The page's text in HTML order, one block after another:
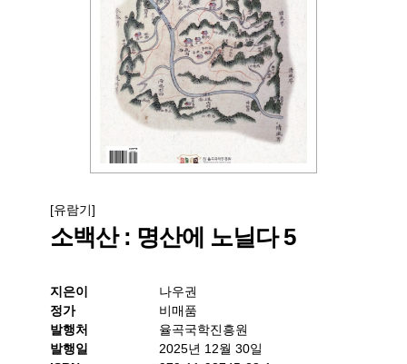
[유람기]
소백산 : 명산에 노닐다 5
지은이
나우권
정가
비매품
발행처
율곡국학진흥원
발행일
2025년 12월 30일